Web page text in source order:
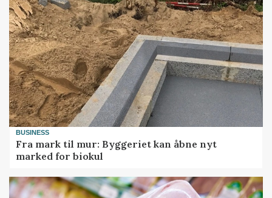
BUSINESS
Fra mark til mur: Byggeriet kan åbne nyt
marked for biokul